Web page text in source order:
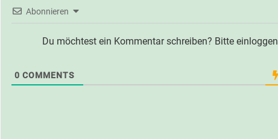
Abonnieren
Du möchtest ein Kommentar schreiben? Bitte einloggen
0 COMMENTS